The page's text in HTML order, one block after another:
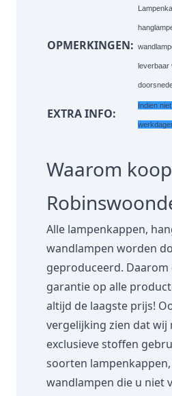
OPMERKINGEN:
leverbaar
EXTRA INFO:
Indien
Waarom
Alle lampenkappen,
wandlampen worden
geproduceerd. Daarom
garantie op alle
altijd de laagste prijs!
vergelijking zien dat wij
exclusieve stoffen
soorten
wandlampen die u niet